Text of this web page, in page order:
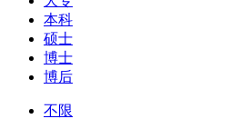
本科
硕士
博士
博后
不限